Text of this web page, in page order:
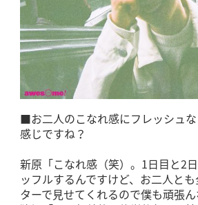
■お二人のこなれ感にフレッシュな
感じですね？
新原「こなれ感（笑）。1日目と2
ッフルするんですけど、お二人と
ターで見せてくれるので僕も頑張ん